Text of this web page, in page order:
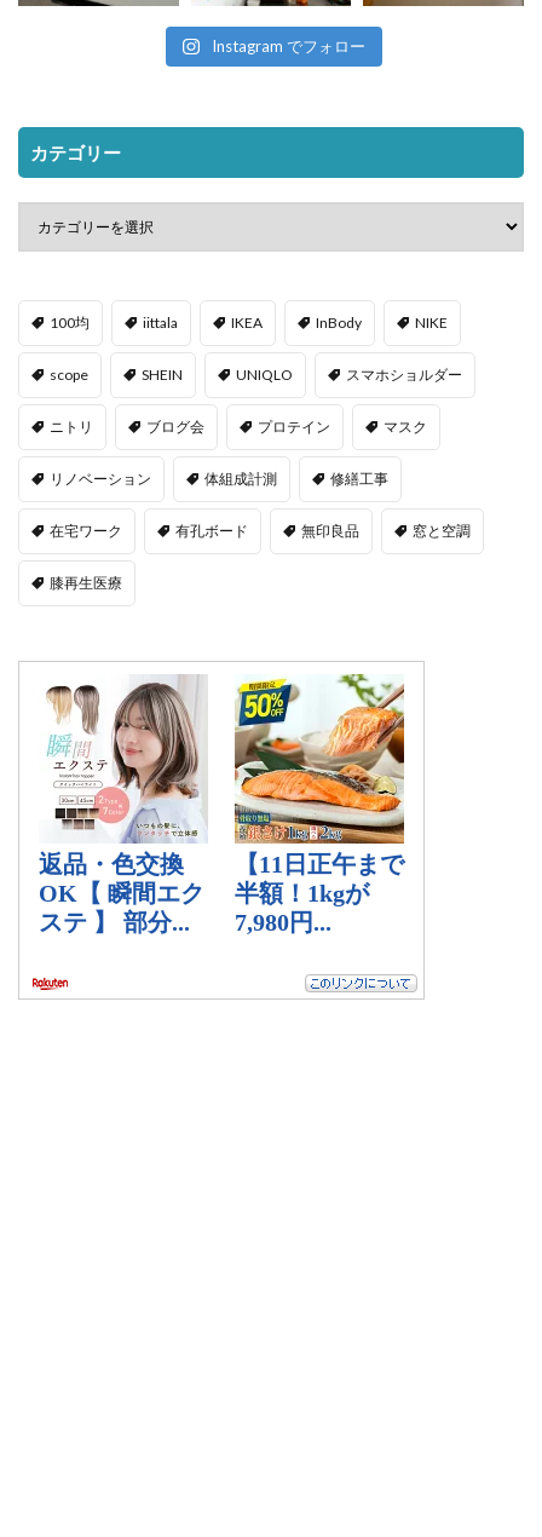
Instagram でフォロー
カテゴリー
100均 iittala IKEA InBody NIKE
scope SHEIN UNIQLO スマホショルダー
ニトリ ブログ会 プロテイン マスク
リノベーション 体組成計測 修繕工事
在宅ワーク 有孔ボード 無印良品 窓と空調
膝再生医療